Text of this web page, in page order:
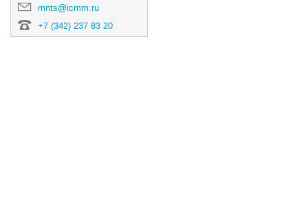
mnts@icmm.ru
+7 (342) 237 83 20